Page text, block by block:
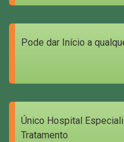
Pode dar Início a
Único Hospital
Tratamento